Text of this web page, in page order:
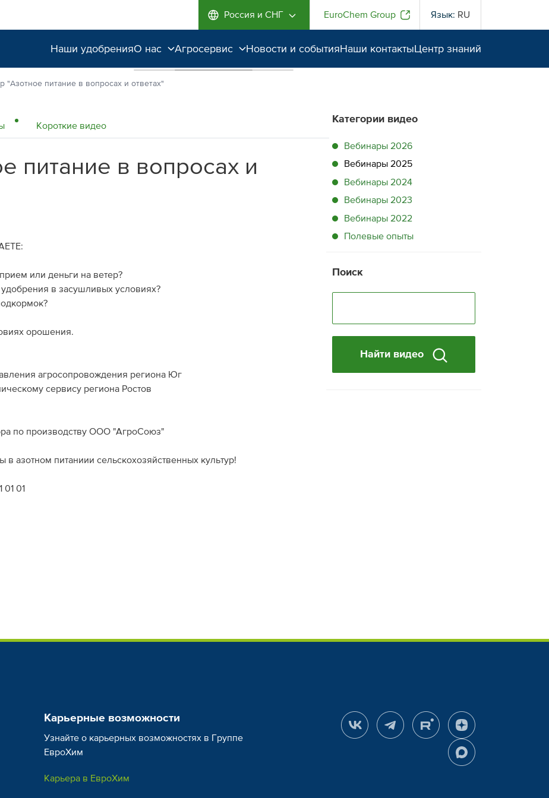
Россия и СНГ EuroChem Group Язык: RU
Наши удобренияО нас
Поддержка и
рынка
Экологичность
Агросервис Новости и событияНаши контактыЦентр знаний
"Азотное питание в вопросах и ответах"
Короткие видео
питание в вопросах и
или деньги на ветер?
в засушливых условиях?
орошения.
агросопровождения региона Юг
сервису региона Ростов
по производству ООО "АгроСоюз"
азотном питаниии сельскохозяйственных культур!
01
Категории видео
Вебинары 2026
Вебинары 2025
Вебинары 2024
Вебинары 2023
Вебинары 2022
Полевые опыты
Поиск
Найти видео
Карьерные возможности
Узнайте о карьерных возможностях в Группе
ЕвроХим
Карьера в ЕвроХим